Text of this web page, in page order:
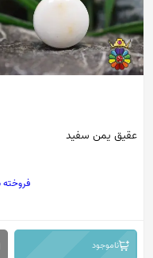
عقیق یمن سفید
ناموجود